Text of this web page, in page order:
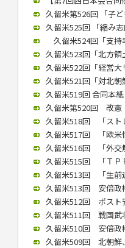
久留米第526回 「子
久留米525回 「縮み
久留米524回「支持
久留米523回「北方
久留米522回「経営
久留米521回「対北
久留米519回 合同本
久留米第520回 改憲
久留米518回 「スト
久留米517回 「欧米
久留米516回 「外交
久留米515回 「ＴＰ
久留米513回 「生前
久留米513回 安倍政
久留米512回 ポスト
久留米511回 戦国武
久留米510回 安倍政
久留米509回 北朝鮮